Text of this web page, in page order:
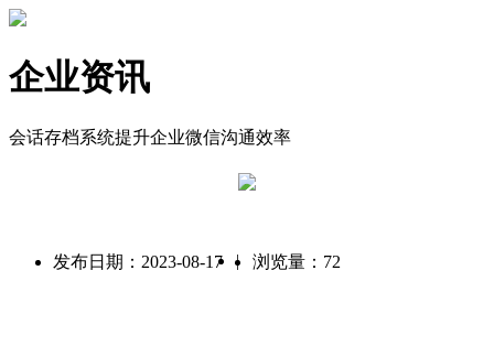
企业资讯
会话存档系统提升企业微信沟通效率
发布日期：2023-08-17 | 浏览量：72